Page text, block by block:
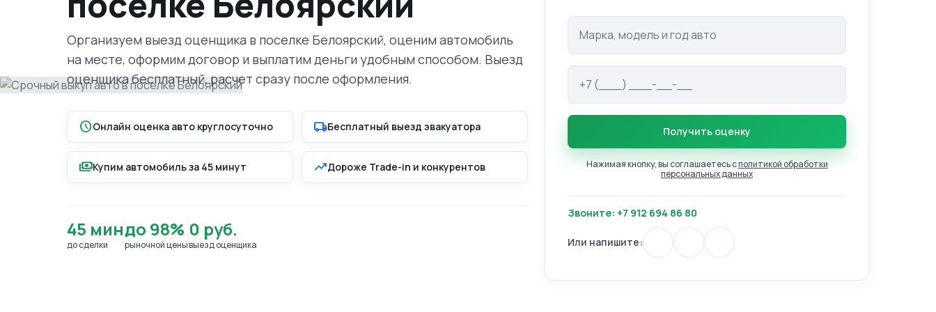
Организуем выезд оценщика в поселке Белоярский, оценим автомобиль
на месте, оформим договор и выплатим деньги удобным способом. Выезд
оценщика бесплатный, расчет сразу после оформления.
scheduleОнлайн оценка авто круглосуточно local_shippingБесплатный выезд эвакуатора
paymentsКупим автомобиль за 45 минут trending_upДороже Trade-in и конкурентов
45 мин
до сделки
до 98%
рыночной цены
0 руб.
выезд оценщика
Марка и модель авто
Телефон
Получить оценку
Нажимая кнопку, вы соглашаетесь сполитикой обработки
персональных данных
Звоните: +7 912 694 86 80
Или напишите: